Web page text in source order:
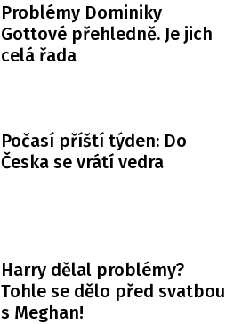
Problémy Dominiky
Gottové přehledně. Je jich
celá řada
Počasí příští týden: Do
Česka se vrátí vedra
Harry dělal problémy?
Tohle se dělo před svatbou
s Meghan!